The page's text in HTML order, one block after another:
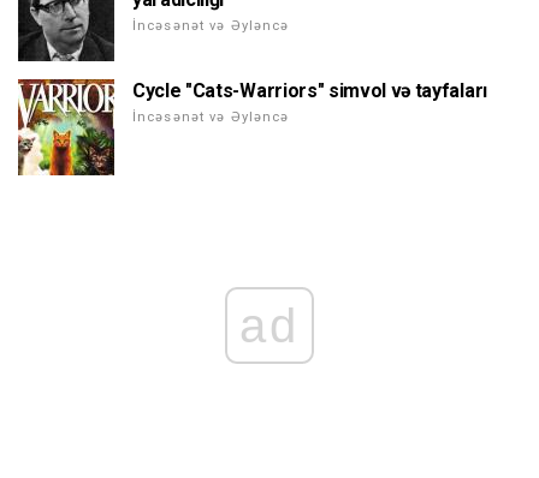
İncəsənət və Əyləncə
Cycle "Cats-Warriors" simvol və tayfaları
İncəsənət və Əyləncə
ad